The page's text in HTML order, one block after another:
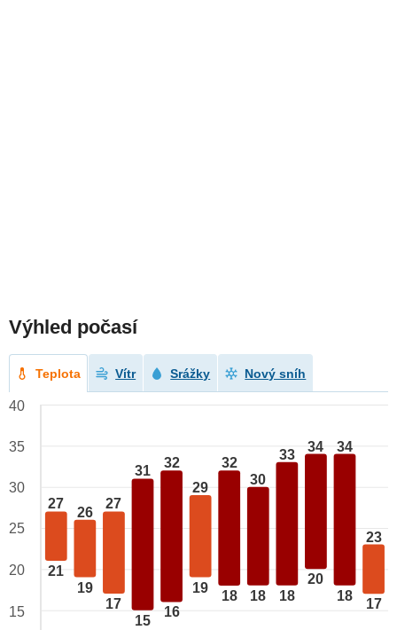
Výhled počasí
Teplota Vítr Srážky Nový sníh
27
21
26
19
27
17
31
15
32
16
29
19
32
18
30
18
33
18
34
20
34
18
23
17
40
35
30
25
20
15